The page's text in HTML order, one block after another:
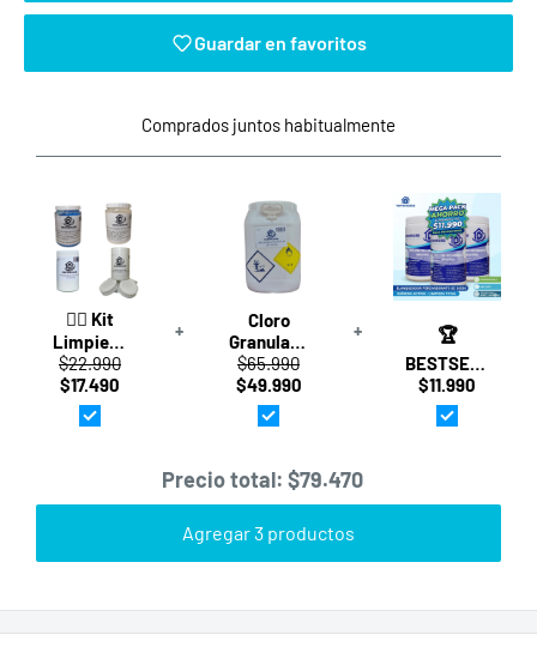
Guardar en favoritos
Comprados juntos habitualmente
🏊‍♂️ Kit
Limpieza
Piscina
Verde a
Transparente
Vapohouse
$22.990
$17.490
+
Cloro
Granulado
para
Piscina
60% ·
25kg ·
$65.990
$49.990
+
🏆
BESTSELLER
·
Percarbonato
de Sodio
$11.990
Precio total: $79.470
Agregar 3 productos